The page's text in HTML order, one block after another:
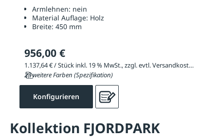
Armlehnen: nein
Material Auflage: Holz
Breite: 450 mm
956,00 €
1.137,64 € / Stück inkl. 19 % MwSt., zzgl. evtl. Versandkosten
23 weitere Farben (Spezifikation)
Konfigurieren
Kollektion FJORDPARK